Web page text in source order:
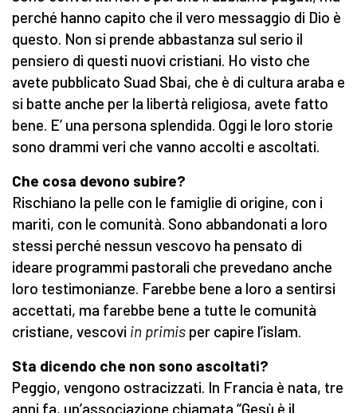
perché hanno capito che il vero messaggio di Dio è
questo. Non si prende abbastanza sul serio il
pensiero di questi nuovi cristiani. Ho visto che
avete pubblicato Suad Sbai, che è di cultura araba e
si batte anche per la libertà religiosa, avete fatto
bene. E’ una persona splendida. Oggi le loro storie
sono drammi veri che vanno accolti e ascoltati.
Che cosa devono subire?
Rischiano la pelle con le famiglie di origine, con i
mariti, con le comunità. Sono abbandonati a loro
stessi perché nessun vescovo ha pensato di
ideare programmi pastorali che prevedano anche
loro testimonianze. Farebbe bene a loro a sentirsi
accettati, ma farebbe bene a tutte le comunità
cristiane, vescovi in primis per capire l’islam.
Sta dicendo che non sono ascoltati?
Peggio, vengono ostracizzati. In Francia è nata, tre
anni fa, un’associazione chiamata “Gesù è il